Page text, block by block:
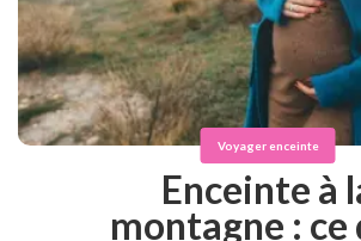
Voyager enceinte
Enceinte à
montagne : ce